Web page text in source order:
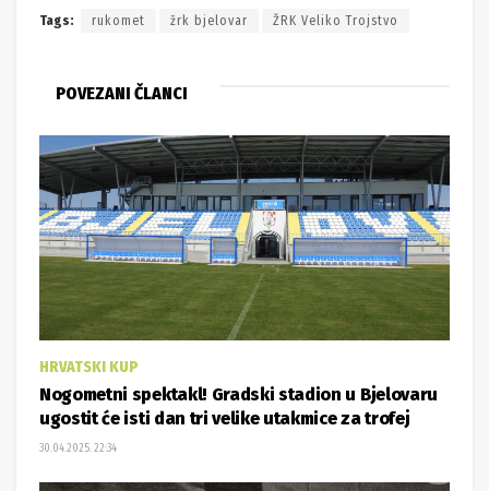
Tags: rukomet žrk bjelovar ŽRK Veliko Trojstvo
POVEZANI ČLANCI
HRVATSKI KUP
Nogometni spektakl! Gradski stadion u Bjelovaru
ugostit će isti dan tri velike utakmice za trofej
30.04.2025. 22:34